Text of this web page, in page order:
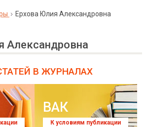
Ерхова Юлия Александровна
Александровна
В ЖУРНАЛАХ
ВАК
К условиям публикации